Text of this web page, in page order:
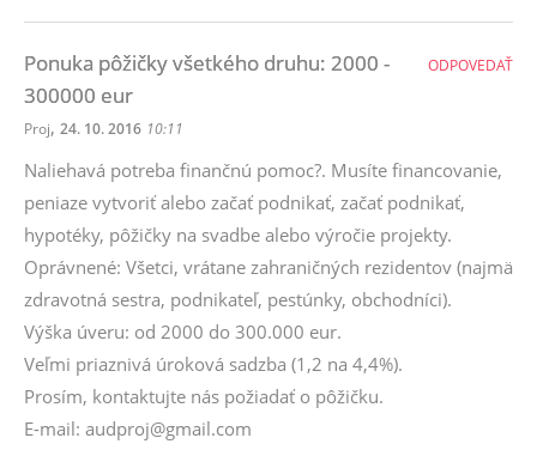
Ponuka pôžičky všetkého druhu: 2000 -
300000 eur
Proj, 24. 10. 2016 10:11
Naliehavá potreba finančnú pomoc?. Musíte financovanie,
peniaze vytvoriť alebo začať podnikať, začať podnikať,
hypotéky, pôžičky na svadbe alebo výročie projekty.
Oprávnené: Všetci, vrátane zahraničných rezidentov (najmä
zdravotná sestra, podnikateľ, pestúnky, obchodníci).
Výška úveru: od 2000 do 300.000 eur.
Veľmi priaznivá úroková sadzba (1,2 na 4,4%).
Prosím, kontaktujte nás požiadať o pôžičku.
E-mail: audproj@gmail.com
ODPOVEDAŤ